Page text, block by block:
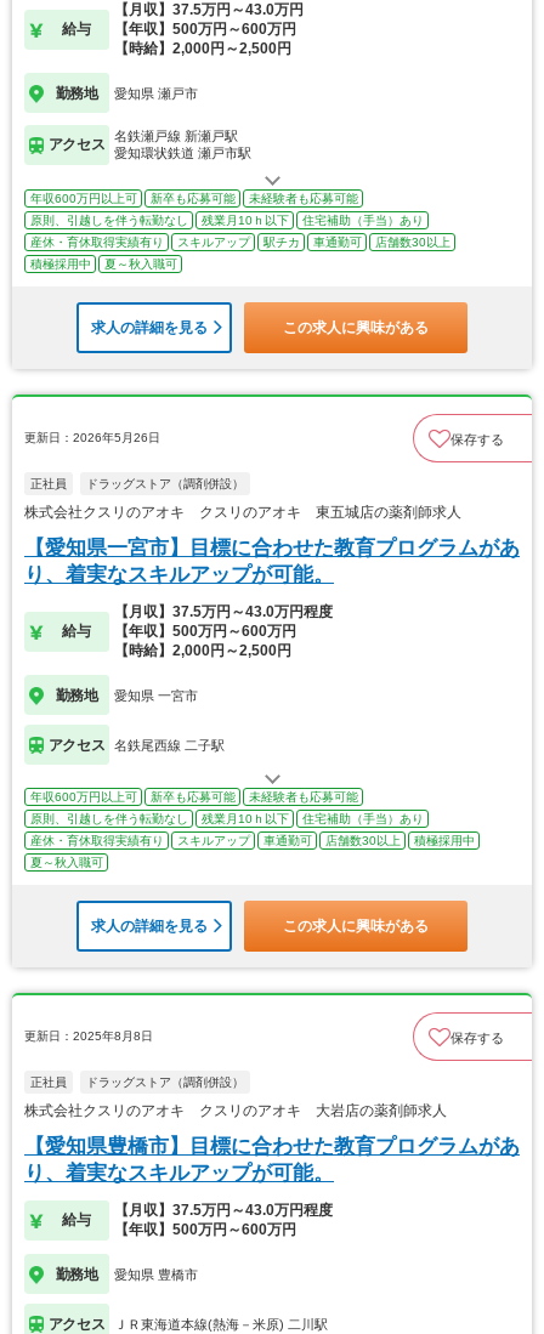
給与
【月収】37.5万円～43.0万円
【年収】500万円～600万円
【時給】2,000円～2,500円
勤務地 愛知県 瀬戸市
アクセス
名鉄瀬戸線 新瀬戸駅
愛知環状鉄道 瀬戸市駅
年収600万円以上可 新卒も応募可能
未経験者も応募可能
原則、引越しを伴う転勤なし
残業月10ｈ以下
住宅補助（手当）あり
産休・育休取得実績有り
スキルアップ 駅チカ 車通勤可
店舗数30以上
積極採用中
夏～秋入職可
求人の詳細を見る この求人に興味がある
更新日：2026年5月26日 保存する
正社員 ドラッグストア（調剤併設）
株式会社クスリのアオキ クスリのアオキ 東五城店の薬剤師求人
【愛知県一宮市】目標に合わせた教育プログラムがあ
り、着実なスキルアップが可能。
給与
【月収】37.5万円～43.0万円程度
【年収】500万円～600万円
【時給】2,000円～2,500円
勤務地 愛知県 一宮市
アクセス 名鉄尾西線 二子駅
年収600万円以上可 新卒も応募可能
未経験者も応募可能
原則、引越しを伴う転勤なし
残業月10ｈ以下
住宅補助（手当）あり
産休・育休取得実績有り
スキルアップ 車通勤可 店舗数30以上
積極採用中
夏～秋入職可
求人の詳細を見る この求人に興味がある
更新日：2025年8月8日 保存する
正社員 ドラッグストア（調剤併設）
株式会社クスリのアオキ クスリのアオキ 大岩店の薬剤師求人
【愛知県豊橋市】目標に合わせた教育プログラムがあ
り、着実なスキルアップが可能。
給与
【月収】37.5万円～43.0万円程度
【年収】500万円～600万円
勤務地 愛知県 豊橋市
アクセス ＪＲ東海道本線(熱海－米原) 二川駅